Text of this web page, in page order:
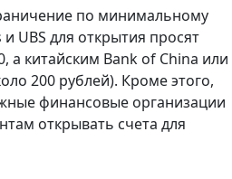
по минимальному
UBS для открытия просят
а китайским Bank of China или
200 рублей). Кроме этого,
финансовые организации
открывать счета для